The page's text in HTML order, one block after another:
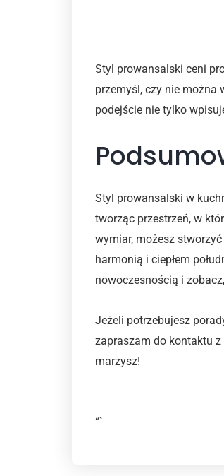
Styl prowansalski ceni
przemyśl, czy nie można
podejście nie tylko
Styl prowansalski w
tworząc przestrzeń, w
wymiar, możesz
harmonią i ciepłem
nowoczesnością i
Jeżeli potrzebujesz
zapraszam do kontaktu
marzysz!
“`